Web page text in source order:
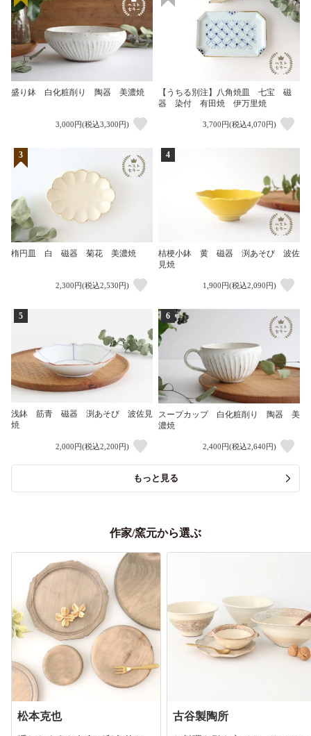
盛り鉢 白化粧削り 陶器 美濃焼
3,000円(税込3,300円)
【うちる別注】八角焼皿 七宝 磁
器 染付 有田焼 伊万里焼
3,700円(税込4,070円)
3
楕円皿 白 磁器 菊花 美濃焼
2,300円(税込2,530円)
4
桔梗小鉢 黄 磁器 渕あそび 波佐
見焼
1,900円(税込2,090円)
5
浅鉢 筋青 磁器 渕あそび 波佐見
焼
2,000円(税込2,200円)
6
スープカップ 白化粧削り 陶器 美
濃焼
2,400円(税込2,640円)
もっと見る
作家/窯元から選ぶ
松本克也 古谷製陶所